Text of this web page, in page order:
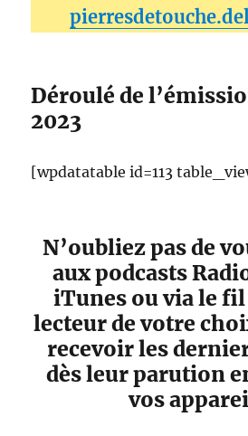
Déroulé de
2023
[wpdatatable id=113
N’oubliez pas de
aux podcasts
iTunes ou via le fil
lecteur de votre
recevoir les
dès leur parution
vos